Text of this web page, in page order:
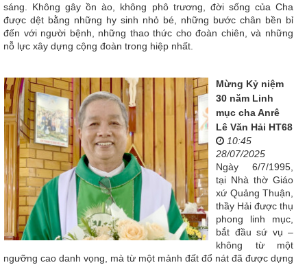
sáng. Không gây ồn ào, không phô trương, đời sống của Cha
được dệt bằng những hy sinh nhỏ bé, những bước chân bền bỉ
đến với người bệnh, những thao thức cho đoàn chiên, và những
nỗ lực xây dựng cộng đoàn trong hiệp nhất.
Mừng Kỷ niệm
30 năm Linh
mục cha Anrê
Lê Văn Hải HT68
10:45
28/07/2025
Ngày 6/7/1995,
tại Nhà thờ Giáo
xứ Quảng Thuận,
thầy Hải được thụ
phong linh mục,
bắt đầu sứ vụ –
không từ một
ngưỡng cao danh vọng, mà từ một mảnh đất đổ nát đã được dựng